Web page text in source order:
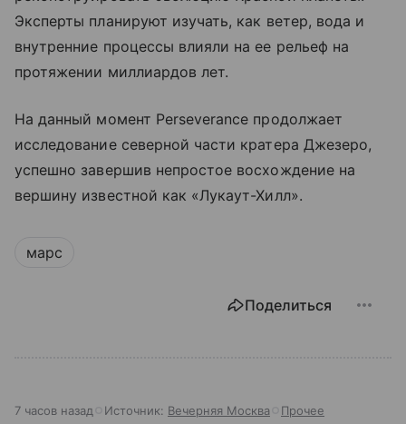
Эксперты планируют изучать, как ветер, вода и
внутренние процессы влияли на ее рельеф на
протяжении миллиардов лет.
На данный момент Perseverance продолжает
исследование северной части кратера Джезеро,
успешно завершив непростое восхождение на
вершину известной как «Лукаут-Хилл».
марс
Поделиться
7 часов назад Источник: Вечерняя Москва Прочее